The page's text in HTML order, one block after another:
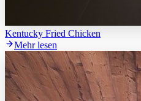
Kentucky Fried Chicken
Mehr lesen